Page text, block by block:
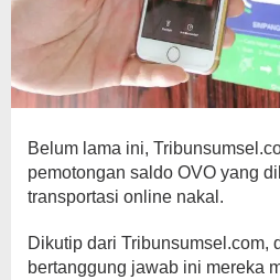
Belum lama ini,
pemotongan saldo OVO yang
transportasi online nakal.
Dikutip dari Tribunsumsel.com,
bertanggung jawab ini mereka